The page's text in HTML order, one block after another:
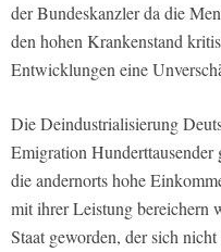
der Bundeskanzler da die
den hohen Krankenstand
Entwicklungen eine
Die Deindustrialisierung
Emigration Hunderttausender
die andernorts hohe
mit ihrer Leistung bereichern
Staat geworden, der sich